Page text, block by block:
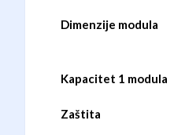
Dimenzije modula
Kapacitet 1 modula
Zaštita